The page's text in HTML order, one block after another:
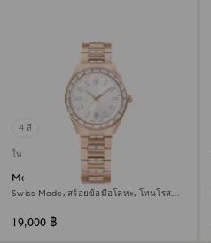
4 สี
ใหม่
Matrix date นาฬิกา
Swiss Made, สร้อยข้อมือโลหะ, โทนโรส
19,000 ฿